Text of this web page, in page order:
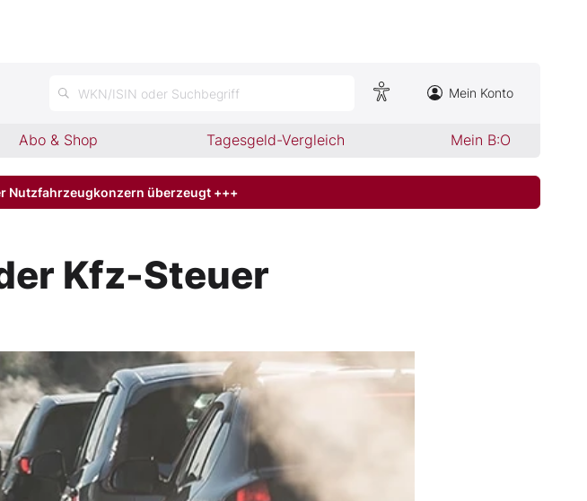
WKN/ISIN oder Suchbegriff Mein Konto
Abo & Shop Tagesgeld-Vergleich Mein B:O
Nutzfahrzeugkonzern überzeugt +++
Kfz-Steuer